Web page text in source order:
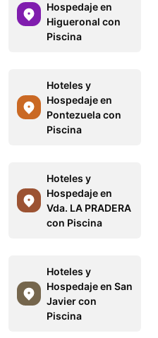
Hospedaje en
Higueronal con
Piscina
Hoteles y
Hospedaje en
Pontezuela con
Piscina
Hoteles y
Hospedaje en
Vda. LA PRADERA
con Piscina
Hoteles y
Hospedaje en San
Javier con
Piscina